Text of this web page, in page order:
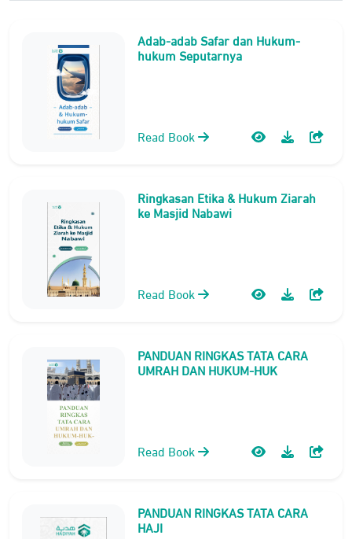
Adab-adab Safar dan Hukum-
hukum Seputarnya
Read Book
Ringkasan Etika & Hukum Ziarah
ke Masjid Nabawi
Read Book
PANDUAN RINGKAS TATA CARA
UMRAH DAN HUKUM-HUK
Read Book
PANDUAN RINGKAS TATA CARA
HAJI